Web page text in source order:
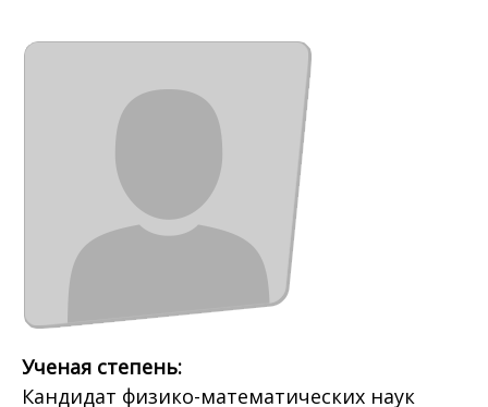
Ученая степень:
Кандидат физико-математических наук